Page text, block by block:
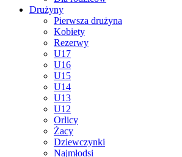
Drużyny
Pierwsza drużyna
Kobiety
Rezerwy
U17
U16
U15
U14
U13
U12
Orlicy
Żacy
Dziewczynki
Najmłodsi